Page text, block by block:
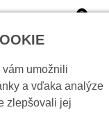
0
sirénaumožnili
a vďaka analýze
zlepšovali jej